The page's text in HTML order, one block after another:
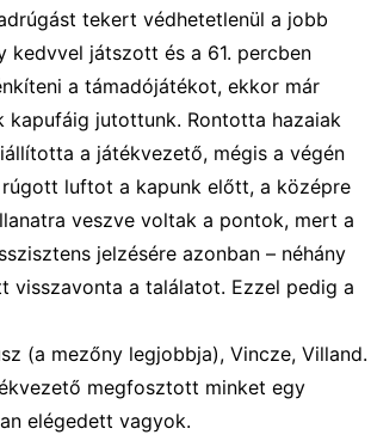
tekert védhetetlenül a jobb
kedvvel játszott és a 61. percben
a támadójátékot, ekkor már
kapufáig jutottunk. Rontotta hazaiak
a játékvezető, mégis a végén
luftot a kapunk előtt, a középre
veszve voltak a pontok, mert a
jelzésére azonban – néhány
visszavonta a találatot. Ezzel pedig a
(a mezőny legjobbja), Vincze, Villand.
megfosztott minket egy
elégedett vagyok.